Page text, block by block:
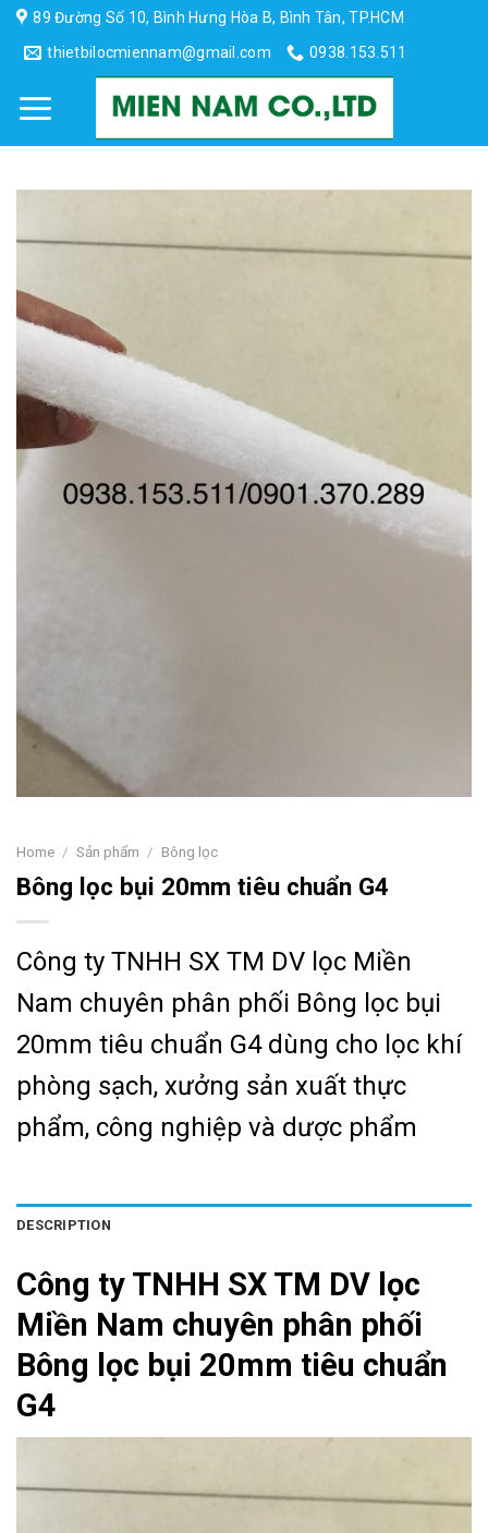
Skip
content
89 Đường Số 10, Bình Hưng Hòa B, Bình Tân, TP.HCM
thietbilocmiennam@gmail.com
0938.153.511
Home / Sản phẩm / Bông lọc
Bông lọc bụi 20mm tiêu chuẩn G4
Công ty TNHH SX TM DV lọc Miền
Nam chuyên phân phối Bông lọc bụi
20mm tiêu chuẩn G4 dùng cho lọc khí
phòng sạch, xưởng sản xuất thực
phẩm, công nghiệp và dược phẩm
DESCRIPTION
Công ty TNHH SX TM DV lọc
Miền Nam chuyên phân phối
Bông lọc bụi 20mm tiêu chuẩn
G4